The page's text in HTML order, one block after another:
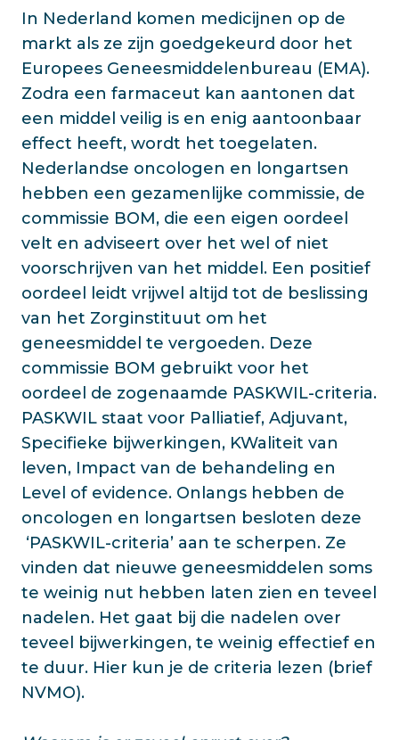
In Nederland komen medicijnen op de
markt als ze zijn goedgekeurd door het
Europees Geneesmiddelenbureau (EMA).
Zodra een farmaceut kan aantonen dat
een middel veilig is en enig aantoonbaar
effect heeft, wordt het toegelaten.
Nederlandse oncologen en longartsen
hebben een gezamenlijke commissie, de
commissie BOM, die een eigen oordeel
velt en adviseert over het wel of niet
voorschrijven van het middel. Een positief
oordeel leidt vrijwel altijd tot de beslissing
van het Zorginstituut om het
geneesmiddel te vergoeden. Deze
commissie BOM gebruikt voor het
oordeel de zogenaamde PASKWIL-criteria.
PASKWIL staat voor Palliatief, Adjuvant,
Specifieke bijwerkingen, KWaliteit van
leven, Impact van de behandeling en
Level of evidence. Onlangs hebben de
oncologen en longartsen besloten deze
‘PASKWIL-criteria’ aan te scherpen. Ze
vinden dat nieuwe geneesmiddelen soms
te weinig nut hebben laten zien en teveel
nadelen. Het gaat bij die nadelen over
teveel bijwerkingen, te weinig effectief en
te duur. Hier kun je de criteria lezen (brief
NVMO).